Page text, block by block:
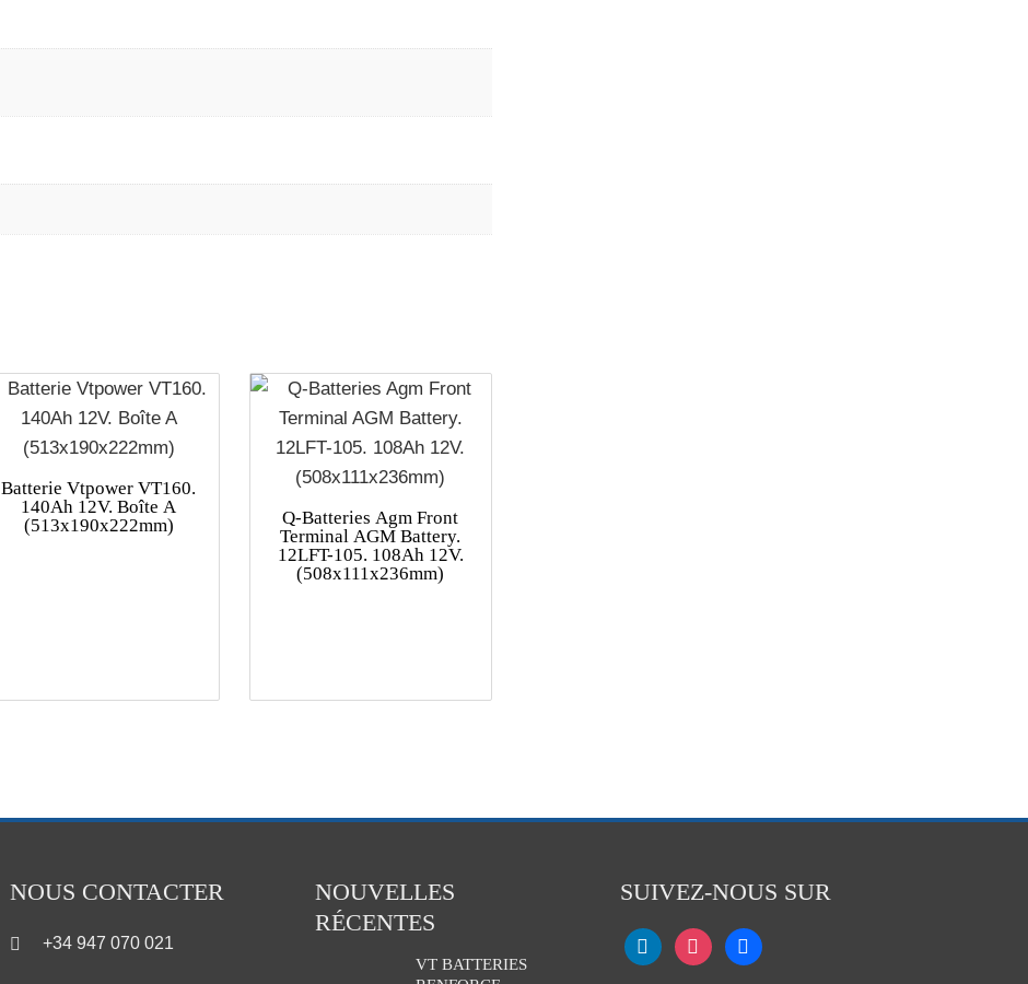
Batterie Vtpower VT160.
140Ah 12V. Boîte A
(513x190x222mm)
Q-Batteries Agm Front
Terminal AGM Battery.
12LFT-105. 108Ah 12V.
(508x111x236mm)
NOUS CONTACTER
+34 947 070 021
NOUVELLES
RÉCENTES
VT BATTERIES
SUIVEZ-NOUS SUR